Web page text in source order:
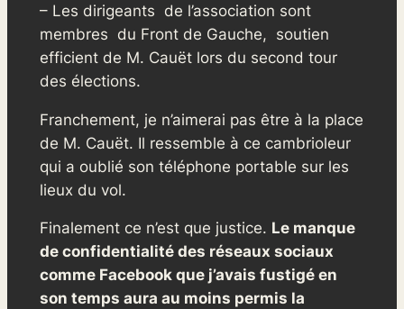
– Les dirigeants de l’association sont
membres du Front de Gauche, soutien
efficient de M. Cauët lors du second tour
des élections.
Franchement, je n’aimerai pas être à la place
de M. Cauët. Il ressemble à ce cambrioleur
qui a oublié son téléphone portable sur les
lieux du vol.
Finalement ce n’est que justice. Le manque
de confidentialité des réseaux sociaux
comme Facebook que j’avais fustigé en
son temps aura au moins permis la